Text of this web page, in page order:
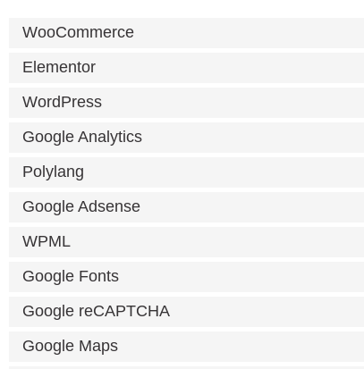
WooCommerce
Elementor
WordPress
Google Analytics
Polylang
Google Adsense
WPML
Google Fonts
Google reCAPTCHA
Google Maps